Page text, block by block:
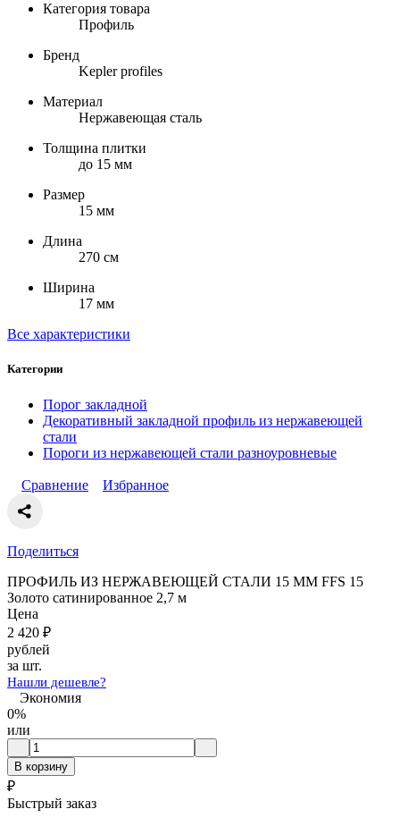
Категория товара
Профиль
Бренд
Kepler profiles
Материал
Нержавеющая сталь
Толщина плитки
до 15 мм
Размер
15 мм
Длина
270 см
Ширина
17 мм
Все характеристики
Категории
Порог закладной
Декоративный закладной профиль из нержавеющей
стали
Пороги из нержавеющей стали разноуровневые
Сравнение Избранное
Поделиться
ПРОФИЛЬ ИЗ НЕРЖАВЕЮЩЕЙ СТАЛИ 15 ММ FFS 15
Золото сатинированное 2,7 м
Цена
2 420 ₽
рублей
за шт.
Нашли дешевле?
Экономия
0%
или
В корзину
₽
Быстрый заказ